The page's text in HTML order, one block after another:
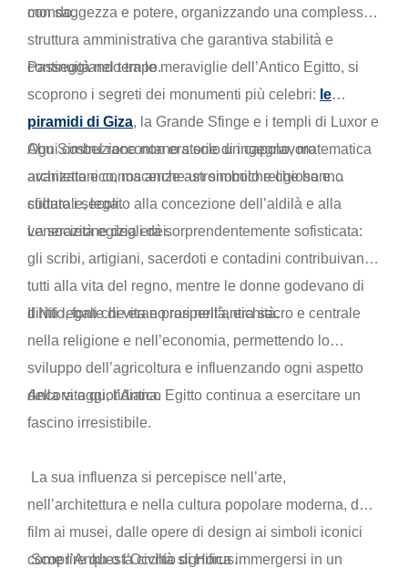
mondo.
con saggezza e potere, organizzando una complessa
struttura amministrativa che garantiva stabilità e
continuità nel tempo.
Passeggiando tra le meraviglie dell’Antico Egitto, si
scoprono i segreti dei monumenti più celebri: le
piramidi di Giza, la Grande Sfinge e i templi di Luxor e
Abu Simbel raccontano storie di ingegno, matematica
avanzata e conoscenze astronomiche che hanno
sfidato i secoli.
Ogni costruzione non era solo un capolavoro
architettonico, ma anche un simbolo religioso e
culturale, legato alla concezione dell’aldilà e alla
venerazione degli dèi.
La società egizia era sorprendentemente sofisticata:
gli scribi, artigiani, sacerdoti e contadini contribuivano
tutti alla vita del regno, mentre le donne godevano di
diritti legali che erano rari nell’antichità.
Il Nilo, fonte di vita e prosperità, era sacro e centrale
nella religione e nell’economia, permettendo lo
sviluppo dell’agricoltura e influenzando ogni aspetto
della vita quotidiana.
Ancora oggi, l’Antico Egitto continua a esercitare un
fascino irresistibile.
La sua influenza si percepisce nell’arte,
nell’architettura e nella cultura popolare moderna, dai
film ai musei, dalle opere di design ai simboli iconici
come l’Ankh o l’Occhio di Horus.
Scoprire questa civiltà significa immergersi in un